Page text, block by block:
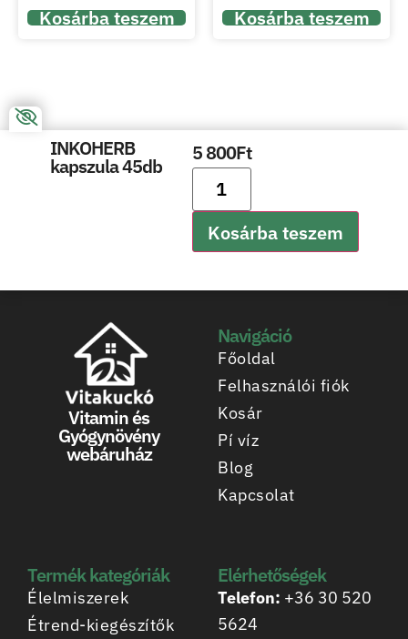
Kosárba teszem Kosárba teszem
INKOHERB
kapszula 45db
5 800Ft
Kosárba teszem
Vitamin és
Gyógynövény
webáruház
Navigáció
Főoldal
Felhasználói fiók
Kosár
Pí víz
Blog
Kapcsolat
Termék kategóriák
Élelmiszerek
Étrend-kiegészítők
Elérhetőségek
Telefon: +36 30 520
5624